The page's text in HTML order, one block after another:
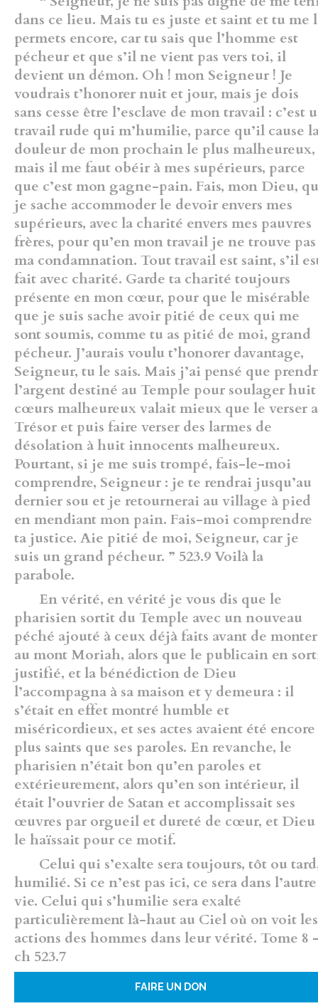
dans ce lieu. Mais tu es juste et saint et tu me
permets encore, car tu sais que l’homme est
pécheur et que s’il ne vient pas vers toi, il
devient un démon. Oh ! mon Seigneur ! Je
voudrais t’honorer nuit et jour, mais je dois
sans cesse être l’esclave de mon travail : c’est
travail rude qui m’humilie, parce qu’il cause
douleur de mon prochain le plus malheureux,
mais il me faut obéir à mes supérieurs, parce
que c’est mon gagne-pain. Fais, mon Dieu,
je sache accommoder le devoir envers mes
supérieurs, avec la charité envers mes pauvres
frères, pour qu’en mon travail je ne trouve pas
ma condamnation. Tout travail est saint, s’il
fait avec charité. Garde ta charité toujours
présente en mon cœur, pour que le misérable
que je suis sache avoir pitié de ceux qui me
sont soumis, comme tu as pitié de moi, grand
pécheur. J’aurais voulu t’honorer davantage,
Seigneur, tu le sais. Mais j’ai pensé que
l’argent destiné au Temple pour soulager huit
cœurs malheureux valait mieux que le verser
Trésor et puis faire verser des larmes de
désolation à huit innocents malheureux.
Pourtant, si je me suis trompé, fais-le-moi
comprendre, Seigneur : je te rendrai jusqu’au
dernier sou et je retournerai au village à pied
en mendiant mon pain. Fais-moi comprendre
ta justice. Aie pitié de moi, Seigneur, car je
suis un grand pécheur. ” 523.9 Voilà la
parabole.
En vérité, en vérité je vous dis que le
pharisien sortit du Temple avec un nouveau
péché ajouté à ceux déjà faits avant de monter
au mont Moriah, alors que le publicain en
justifié, et la bénédiction de Dieu
l’accompagna à sa maison et y demeura : il
s’était en effet montré humble et
miséricordieux, et ses actes avaient été encore
plus saints que ses paroles. En revanche, le
pharisien n’était bon qu’en paroles et
extérieurement, alors qu’en son intérieur, il
était l’ouvrier de Satan et accomplissait ses
œuvres par orgueil et dureté de cœur, et Dieu
le haïssait pour ce motif.
Celui qui s’exalte sera toujours, tôt ou
humilié. Si ce n’est pas ici, ce sera dans l’autre
vie. Celui qui s’humilie sera exalté
particulièrement là-haut au Ciel où on voit les
actions des hommes dans leur vérité. Tome 8
ch 523.7
FAIRE UN DON